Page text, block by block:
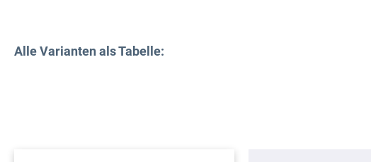
Alle Varianten als Tabelle: